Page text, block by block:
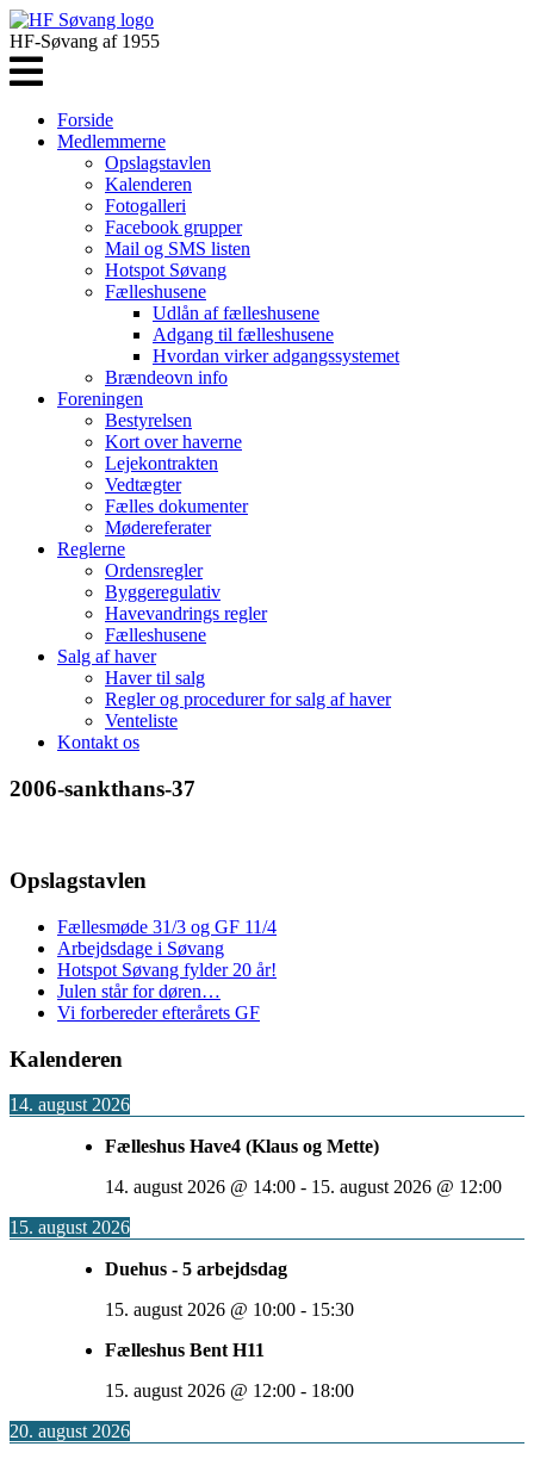
HF-Søvang af 1955
Forside
Medlemmerne
Opslagstavlen
Kalenderen
Fotogalleri
Facebook grupper
Mail og SMS listen
Hotspot Søvang
Fælleshusene
Udlån af fælleshusene
Adgang til fælleshusene
Hvordan virker adgangssystemet
Brændeovn info
Foreningen
Bestyrelsen
Kort over haverne
Lejekontrakten
Vedtægter
Fælles dokumenter
Mødereferater
Reglerne
Ordensregler
Byggeregulativ
Havevandrings regler
Fælleshusene
Salg af haver
Haver til salg
Regler og procedurer for salg af haver
Venteliste
Kontakt os
2006-sankthans-37
Opslagstavlen
Fællesmøde 31/3 og GF 11/4
Arbejdsdage i Søvang
Hotspot Søvang fylder 20 år!
Julen står for døren…
Vi forbereder efterårets GF
Kalenderen
14. august 2026
Fælleshus Have4 (Klaus og Mette)
14. august 2026 @ 14:00 - 15. august 2026 @ 12:00
15. august 2026
Duehus - 5 arbejdsdag
15. august 2026 @ 10:00 - 15:30
Fælleshus Bent H11
15. august 2026 @ 12:00 - 18:00
20. august 2026